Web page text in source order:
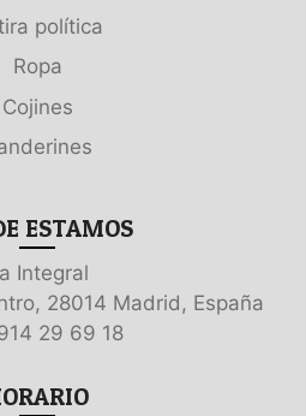
política
Ropa
Cojines
ESTAMOS
Integral
28014 Madrid, España
29 69 18